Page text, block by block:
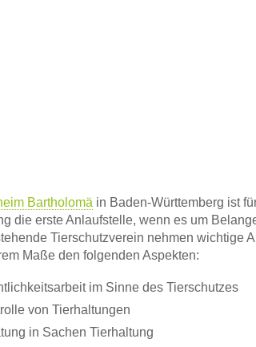
Bartholomä in Baden-Württemberg ist
die erste Anlaufstelle, wenn es um
Tierschutzverein nehmen wichtige
Maße den folgenden Aspekten:
im Sinne des Tierschutzes
von Tierhaltungen
in Sachen Tierhaltung